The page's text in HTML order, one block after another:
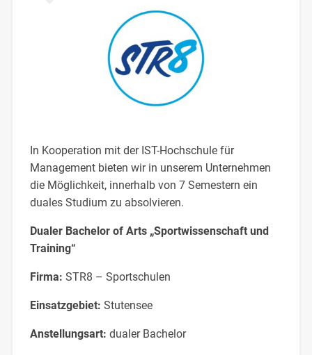
In Kooperation mit der IST-Hochschule für
Management bieten wir in unserem Unternehmen
die Möglichkeit, innerhalb von 7 Semestern ein
duales Studium zu absolvieren.
Dualer Bachelor of Arts „Sportwissenschaft und
Training“
Firma: STR8 – Sportschulen
Einsatzgebiet: Stutensee
Anstellungsart: dualer Bachelor